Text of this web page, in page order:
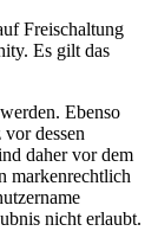
Freischaltung
Es gilt das
Ebenso
dessen
daher vor dem
markenrechtlich
nicht erlaubt.